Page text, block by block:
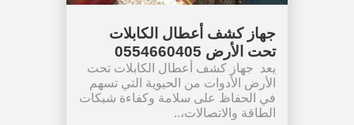
جهاز كشف أعطال الكابلات
تحت الأرض 0554660405
يعد جهاز كشف أعطال الكابلات تحت
الأرض الأدوات من الحيوية التي تسهم
في الحفاظ على سلامة وكفاءة شبكات
الطاقة والاتصالات،..